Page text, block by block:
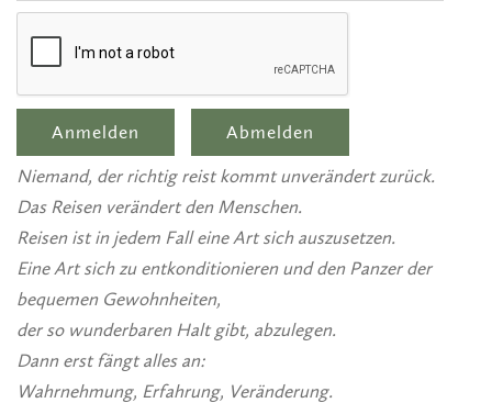
Niemand, der richtig reist kommt unverändert zurück.
Das Reisen verändert den Menschen.
Reisen ist in jedem Fall eine Art sich auszusetzen.
Eine Art sich zu entkonditionieren und den Panzer der
bequemen Gewohnheiten,
der so wunderbaren Halt gibt, abzulegen.
Dann erst fängt alles an:
Wahrnehmung, Erfahrung, Veränderung.